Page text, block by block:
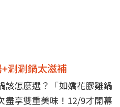
涮涮鍋太滋補
該怎麼選？「如嬌花膠雞鍋
盡享雙重美味！12/9才開幕